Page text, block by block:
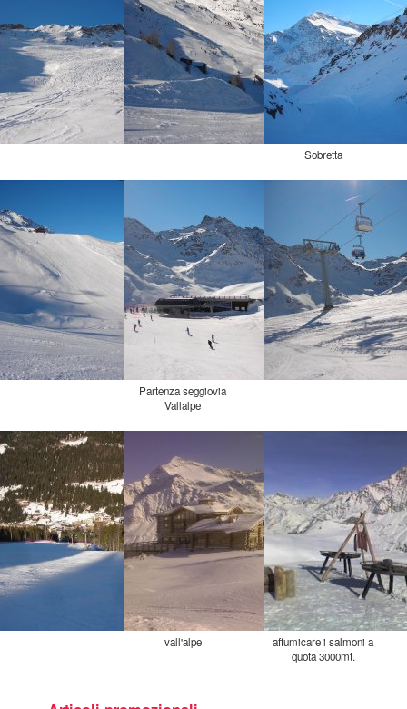
Sobretta
Partenza seggiovia
Vallalpe
vall'alpe
affumicare i salmoni a
quota 3000mt.